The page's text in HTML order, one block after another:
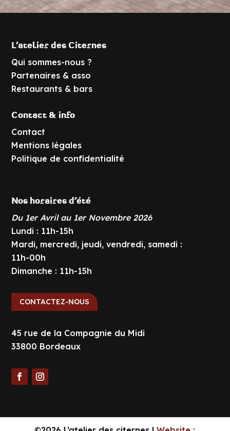
L’atelier des Citernes
Qui sommes-nous ?
Partenaires & asso
Restaurants & bars
Contact & info
Contact
Mentions légales
Politique de confidentialité
Nos horaires d’été
Du 1er Avril au 1er Novembre 2026
Lundi : 11h-15h
Mardi, mercredi, jeudi, vendredi, samedi :
11h-00h
Dimanche : 11h-15h
CONTACTEZ-NOUS
45 rue de la Compagnie du Midi
33800 Bordeaux